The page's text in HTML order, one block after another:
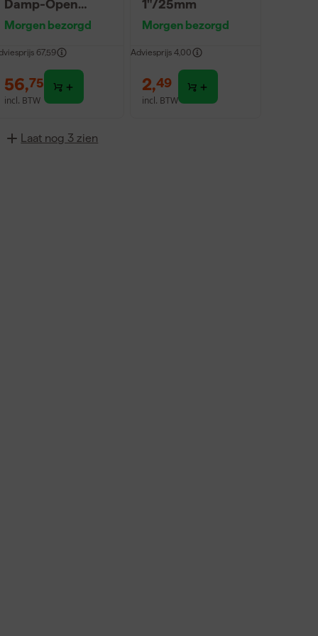
Damp-Open
Afdekvlies - 25 x
1m
Morgen bezorgd
67,59
56,75
incl. BTW
1"/25mm
Morgen bezorgd
Adviesprijs 4,00
2,49
incl. BTW
Laat nog 3 zien